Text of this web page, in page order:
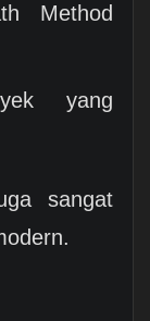
Method
yang
sangat